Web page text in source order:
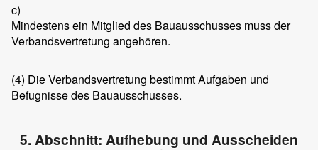
c)
Mindestens ein Mitglied des Bauausschusses muss der
Verbandsvertretung angehören.
(4) Die Verbandsvertretung bestimmt Aufgaben und
Befugnisse des Bauausschusses.
5. Abschnitt: Aufhebung und Ausscheiden